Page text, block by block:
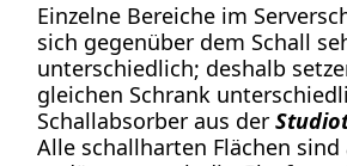
Einzelne Bereiche im
sich gegenüber dem Schall
unterschiedlich; deshalb
gleichen Schrank
Schallabsorber aus der
Alle schallharten Flächen